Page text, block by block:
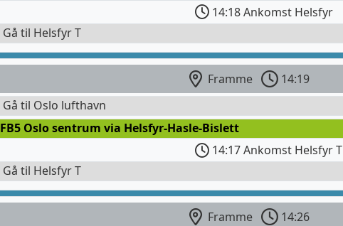
14:18 Ankomst Helsfyr
Gå til Helsfyr T
Framme
14:19
Gå til Oslo lufthavn
FB5 Oslo sentrum via Helsfyr-Hasle-Bislett
14:17 Ankomst Helsfyr T
Gå til Helsfyr T
Framme
14:26